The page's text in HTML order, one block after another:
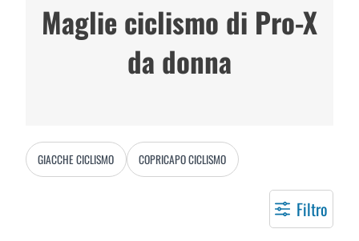
Maglie ciclismo di Pro-X
da donna
GIACCHE CICLISMO COPRICAPO CICLISMO
Filtro